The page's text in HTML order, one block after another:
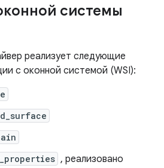
системы
реализует следующие
с оконной системой (WSI):
, реализовано